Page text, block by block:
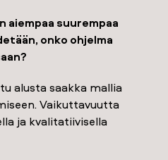
aiempaa suurempaa
onko ohjelma
alusta saakka mallia
Vaikuttavuutta
ja kvalitatiivisella